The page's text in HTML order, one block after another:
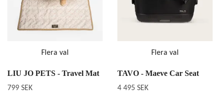
Flera val
LIU JO PETS - Travel Mat
799 SEK
Flera val
TAVO - Maeve Car Seat
4 495 SEK